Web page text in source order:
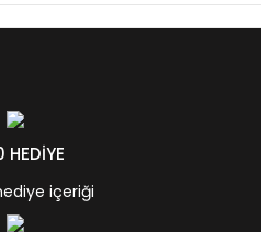
HEDİYE
içeriği